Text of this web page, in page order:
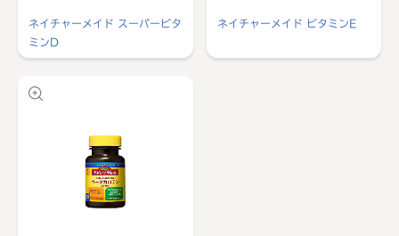
ネイチャーメイド スーパービタ
ミンD
ネイチャーメイド ビタミンE